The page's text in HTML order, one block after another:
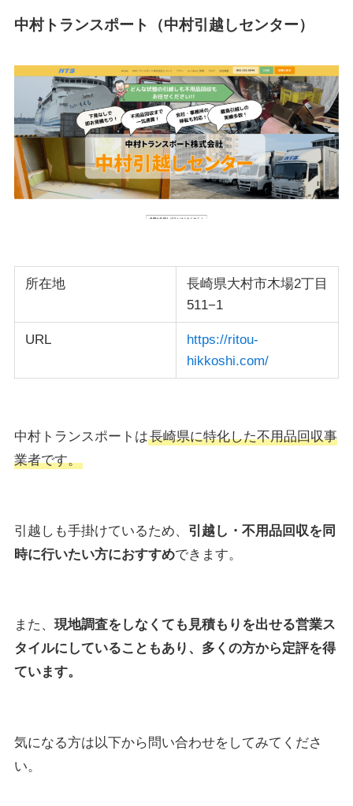
中村トランスポート（中村引越しセンター）
所在地
長崎県大村市木場2丁目
511−1
URL
https://ritou-
hikkoshi.com/
中村トランスポートは長崎県に特化した不用品回収事
業者です。
引越しも手掛けているため、 引越し・不用品回収を同
時に行いたい方におすすめできます。
また、 現地調査をしなくても見積もりを出せる営業ス
タイルにしていることもあり、多くの方から定評を得
ています。
気になる方は以下から問い合わせをしてみてくださ
い。